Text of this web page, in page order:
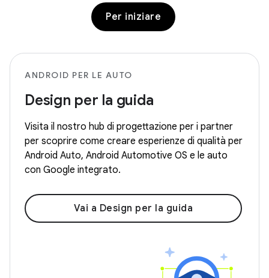
Per iniziare
ANDROID PER LE AUTO
Design per la guida
Visita il nostro hub di progettazione per i partner
per scoprire come creare esperienze di qualità per
Android Auto, Android Automotive OS e le auto
con Google integrato.
Vai a Design per la guida